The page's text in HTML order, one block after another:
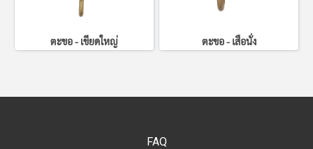
ตะขอ - เขียดใหญ่ ตะขอ - เสือนั่ง
FAQ